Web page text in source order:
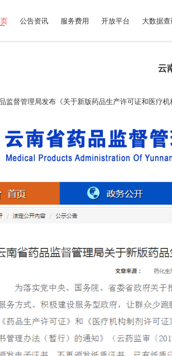
公告资讯 服务费用 开放平台 大数据
云
监督管理局发布《关于新版药品生产许可证和医疗